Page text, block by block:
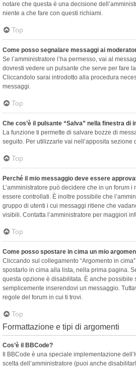
notare che questa è una decisione
niente a che fare con questi richiami.
Top
Come posso segnalare messaggi ai
Se l’amministratore l’ha permesso, vai al
dovresti vedere un pulsante che serve per fare
Cliccandolo sarai introdotto alla procedura
messaggi.
Top
Che cos’è il pulsante “Salva” nella finestra di
La funzione ti permette di salvare bozze di
seguito. Per utilizzarle vai nell’apposita
Top
Perché il mio messaggio deve essere
L’amministratore può decidere che in un forum
essere controllati. È inoltre possibile che
gruppo di utenti i cui messaggi ritiene che
visibili. Contatta l’amministratore per maggiori
Top
Come posso spostare in cima un mio
Cliccando sul collegamento “Argomento in
spostarlo in cima alla lista, nella prima pagina.
questa opzione è disabilitata. È anche possibile
semplicemente inserendovi un messaggio.
regole del forum in cui ti trovi.
Top
Formattazione e tipi di argomenti
Cos’è il BBCode?
Il BBCode è una speciale implementazione
scelta dell’amministratore (puoi anche